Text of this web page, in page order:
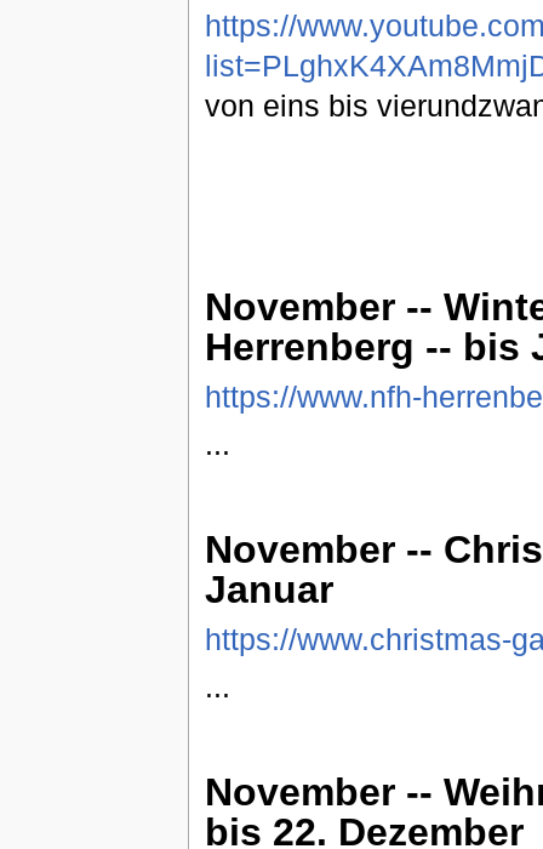
https://
von eins bis
November --
Herrenberg -- bis
https://www.nfh-
...
November --
Januar
https://www.christmas-
...
November --
bis 22. Dezember